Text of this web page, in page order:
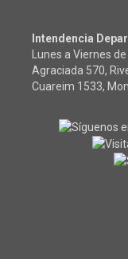
Intendencia
Lunes a Viernes
Agraciada 570,
Cuareim 1533,